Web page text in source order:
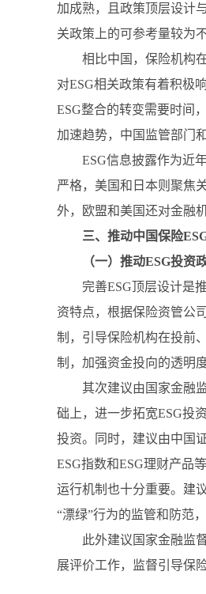
加成熟，且政策顶层设计
关政策上的可参考量较为
相比中国，保险机构
对ESG相关政策有着积极
ESG整合的转变需要时间
加速趋势，中国监管部门
ESG信息披露作为近
严格，美国和日本则聚焦
外，欧盟和美国还对金融
三、推动中国保险
（一）推动ESG投资
完善ESG顶层设计是
资特点，根据保险资管公
制，引导保险机构在投前
制，加强资金投向的透明
其次建议由国家金融
础上，进一步拓宽ESG投
投资。同时，建议由中国
ESG指数和ESG理财产品
运行机制也十分重要。建
“漂绿”行为的监管和防范
此外建议国家金融监
展评价工作，监督引导保